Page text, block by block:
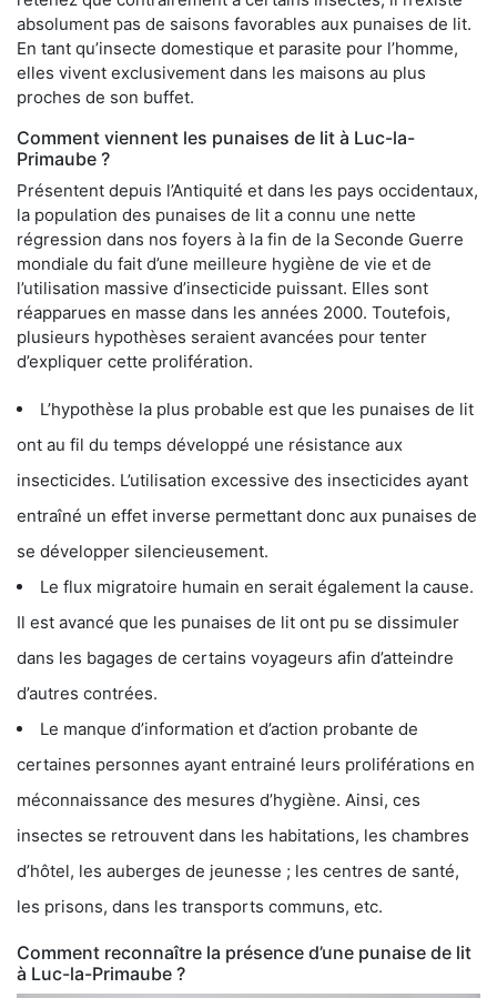
absolument pas de saisons favorables aux punaises de lit.
En tant qu’insecte domestique et parasite pour l’homme,
elles vivent exclusivement dans les maisons au plus
proches de son buffet.
Comment viennent les punaises de lit à Luc-la-
Primaube ?
Présentent depuis l’Antiquité et dans les pays occidentaux,
la population des punaises de lit a connu une nette
régression dans nos foyers à la fin de la Seconde Guerre
mondiale du fait d’une meilleure hygiène de vie et de
l’utilisation massive d’insecticide puissant. Elles sont
réapparues en masse dans les années 2000. Toutefois,
plusieurs hypothèses seraient avancées pour tenter
d’expliquer cette prolifération.
L’hypothèse la plus probable est que les punaises de lit
ont au fil du temps développé une résistance aux
insecticides. L’utilisation excessive des insecticides ayant
entraîné un effet inverse permettant donc aux punaises de
se développer silencieusement.
Le flux migratoire humain en serait également la cause.
Il est avancé que les punaises de lit ont pu se dissimuler
dans les bagages de certains voyageurs afin d’atteindre
d’autres contrées.
Le manque d’information et d’action probante de
certaines personnes ayant entrainé leurs proliférations en
méconnaissance des mesures d’hygiène. Ainsi, ces
insectes se retrouvent dans les habitations, les chambres
d’hôtel, les auberges de jeunesse ; les centres de santé,
les prisons, dans les transports communs, etc.
Comment reconnaître la présence d’une punaise de lit
à Luc-la-Primaube ?